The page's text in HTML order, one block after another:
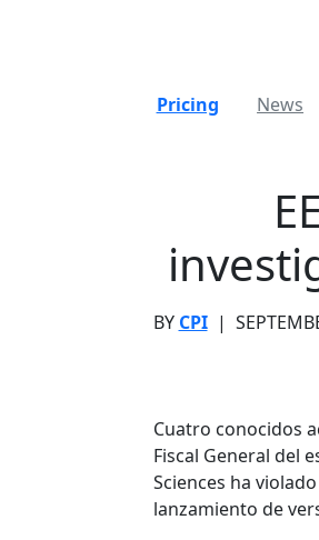
Pricing News
BY CPI |
Cuatro conocidos
Fiscal General del
Sciences ha
lanzamiento de